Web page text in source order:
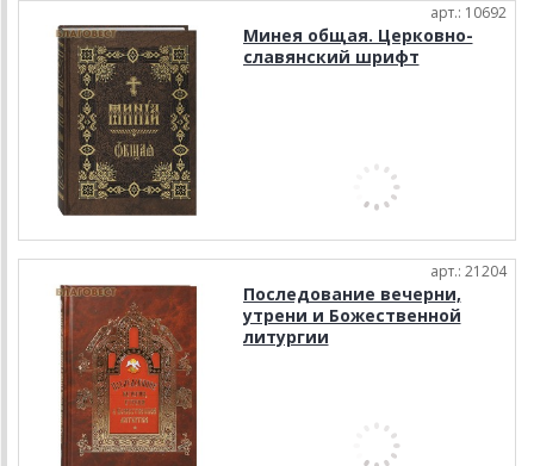
арт.: 10692
Минея общая. Церковно-
славянский шрифт
арт.: 21204
Последование вечерни,
утрени и Божественной
литургии